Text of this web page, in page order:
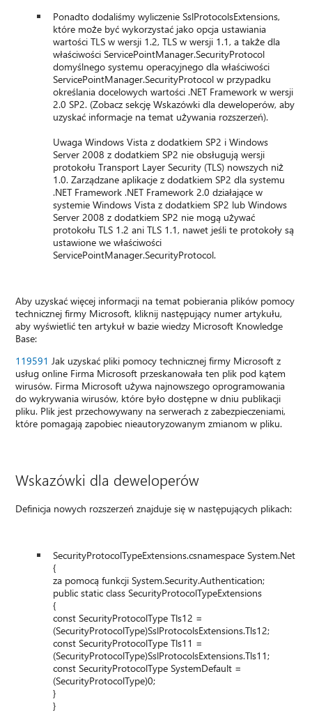
Ponadto dodaliśmy wyliczenie SslProtocolsExtensions,
które może być wykorzystać jako opcja ustawiania
wartości TLS w wersji 1.2, TLS w wersji 1.1, a także dla
właściwości ServicePointManager.SecurityProtocol
domyślnego systemu operacyjnego dla właściwości
ServicePointManager.SecurityProtocol w przypadku
określania docelowych wartości .NET Framework w wersji
2.0 SP2. (Zobacz sekcję Wskazówki dla deweloperów, aby
uzyskać informacje na temat używania rozszerzeń).
Uwaga Windows Vista z dodatkiem SP2 i Windows
Server 2008 z dodatkiem SP2 nie obsługują wersji
protokołu Transport Layer Security (TLS) nowszych niż
1.0. Zarządzane aplikacje z dodatkiem SP2 dla systemu
.NET Framework .NET Framework 2.0 działające w
systemie Windows Vista z dodatkiem SP2 lub Windows
Server 2008 z dodatkiem SP2 nie mogą używać
protokołu TLS 1.2 ani TLS 1.1, nawet jeśli te protokoły są
ustawione we właściwości
ServicePointManager.SecurityProtocol.
Aby uzyskać więcej informacji na temat pobierania plików pomocy
technicznej firmy Microsoft, kliknij następujący numer artykułu,
aby wyświetlić ten artykuł w bazie wiedzy Microsoft Knowledge
Base:
119591 Jak uzyskać pliki pomocy technicznej firmy Microsoft z
usług online Firma Microsoft przeskanowała ten plik pod kątem
wirusów. Firma Microsoft używa najnowszego oprogramowania
do wykrywania wirusów, które było dostępne w dniu publikacji
pliku. Plik jest przechowywany na serwerach z zabezpieczeniami,
które pomagają zapobiec nieautoryzowanym zmianom w pliku.
Wskazówki dla deweloperów
Definicja nowych rozszerzeń znajduje się w następujących plikach:
SecurityProtocolTypeExtensions.csnamespace System.Net
{
za pomocą funkcji System.Security.Authentication;
public static class SecurityProtocolTypeExtensions
{
const SecurityProtocolType Tls12 =
(SecurityProtocolType)SslProtocolsExtensions.Tls12;
const SecurityProtocolType Tls11 =
(SecurityProtocolType)SslProtocolsExtensions.Tls11;
const SecurityProtocolType SystemDefault =
(SecurityProtocolType)0;
}
}